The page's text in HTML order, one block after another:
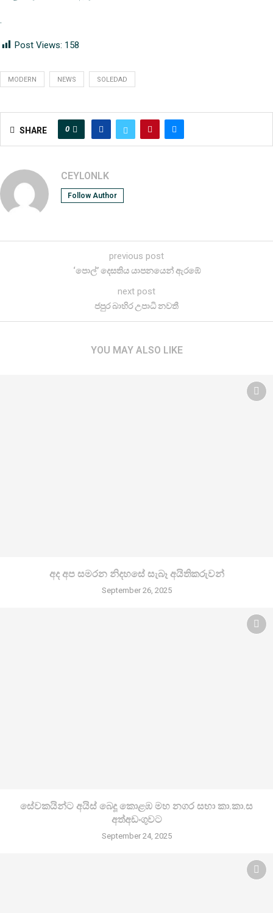
.
Post Views: 158
MODERN NEWS SOLEDAD
SHARE 0
CEYLONLK
Follow Author
previous post
‘පොල්’ දෙසතිය යාපනයෙන් ඇරඹේ
next post
ජපුර බාහිර උපාධි නවතී
YOU MAY ALSO LIKE
අද අප සමරන නිදහසේ සැබෑ අයිතිකරුවන්
September 26, 2025
සේවකයින්ට අයිස් බෙදූ කොළඹ මහ නගර සභා කා.කා.ස
අත්අඩංගුවට
September 24, 2025